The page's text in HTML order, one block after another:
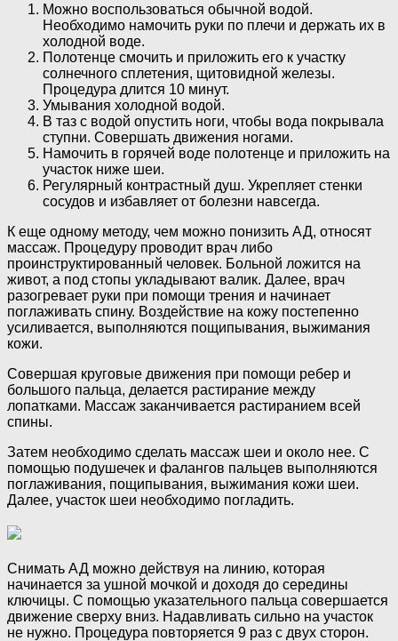
Можно воспользоваться обычной водой.
Необходимо намочить руки по плечи и держать их в
холодной воде.
Полотенце смочить и приложить его к участку
солнечного сплетения, щитовидной железы.
Процедура длится 10 минут.
Умывания холодной водой.
В таз с водой опустить ноги, чтобы вода покрывала
ступни. Совершать движения ногами.
Намочить в горячей воде полотенце и приложить на
участок ниже шеи.
Регулярный контрастный душ. Укрепляет стенки
сосудов и избавляет от болезни навсегда.
К еще одному методу, чем можно понизить АД, относят
массаж. Процедуру проводит врач либо
проинструктированный человек. Больной ложится на
живот, а под стопы укладывают валик. Далее, врач
разогревает руки при помощи трения и начинает
поглаживать спину. Воздействие на кожу постепенно
усиливается, выполняются пощипывания, выжимания
кожи.
Совершая круговые движения при помощи ребер и
большого пальца, делается растирание между
лопатками. Массаж заканчивается растиранием всей
спины.
Затем необходимо сделать массаж шеи и около нее. С
помощью подушечек и фалангов пальцев выполняются
поглаживания, пощипывания, выжимания кожи шеи.
Далее, участок шеи необходимо погладить.
Снимать АД можно действуя на линию, которая
начинается за ушной мочкой и доходя до середины
ключицы. С помощью указательного пальца совершается
движение сверху вниз. Надавливать сильно на участок
не нужно. Процедура повторяется 9 раз с двух сторон.